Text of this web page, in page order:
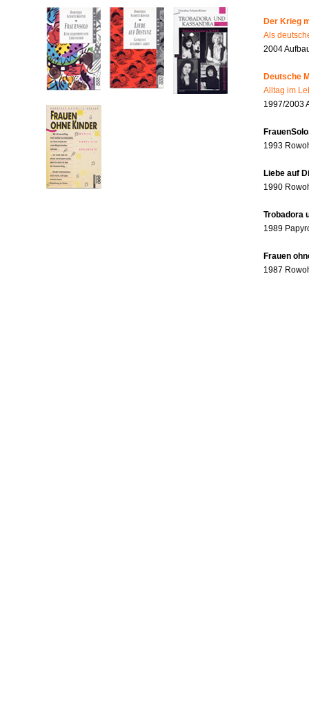
Der Krieg
Als
2004
Deutsche
Alltag im
1997/2003
1993
Liebe auf
1990
Trobadora
1989
Frauen
1987